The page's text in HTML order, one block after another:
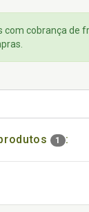
com cobrança de
1 :